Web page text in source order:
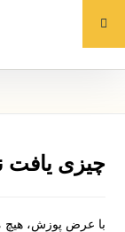
چیزی یافت
با عرض پوزش، هیچ